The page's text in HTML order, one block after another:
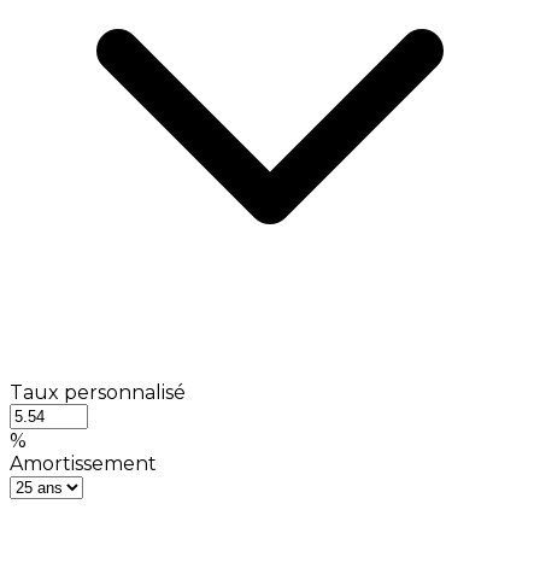
Taux personnalisé
%
Amortissement